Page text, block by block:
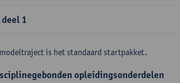
1
is het standaard startpakket.
opleidingsonderdelen